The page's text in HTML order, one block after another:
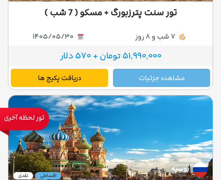
تور سنت پترزبورگ + مسکو ( 7 شب )
51,990,000 تومان + 570 دلار
مشاهده جزئیات دریافت پکیج ها
تور لحظه آخری
روسیه
نقدی اقساطی